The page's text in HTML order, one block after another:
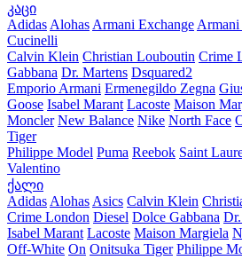
კაცი
Adidas Alohas Armani Exchange Armani
Cucinelli
Calvin Klein Christian Louboutin Crime
Gabbana Dr. Martens Dsquared2
Emporio Armani Ermenegildo Zegna
Goose Isabel Marant Lacoste Maison
Moncler New Balance Nike North Face
Tiger
Philippe Model Puma Reebok Saint
Valentino
ქალი
Adidas Alohas Asics Calvin Klein
Crime London Diesel Dolce Gabbana
Isabel Marant Lacoste Maison Margiela
Off-White On Onitsuka Tiger Philippe